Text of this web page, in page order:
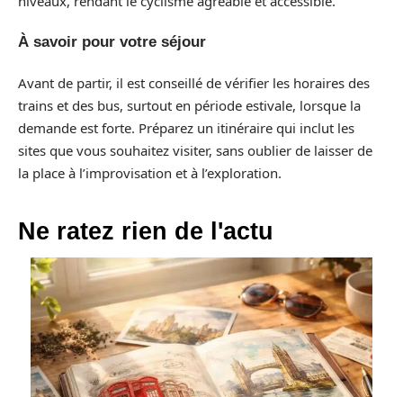
À savoir pour votre séjour
Avant de partir, il est conseillé de vérifier les horaires des
trains et des bus, surtout en période estivale, lorsque la
demande est forte. Préparez un itinéraire qui inclut les
sites que vous souhaitez visiter, sans oublier de laisser de
la place à l’improvisation et à l’exploration.
Ne ratez rien de l'actu